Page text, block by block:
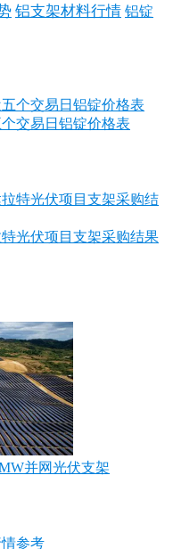
铝支架材料行情 铝锭
交易日铝锭价格表
光伏项目支架采购结果
并网光伏支架